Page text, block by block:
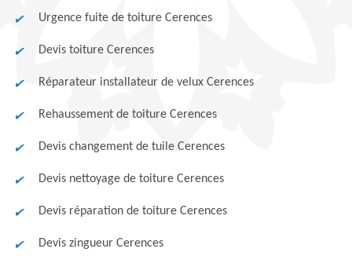
Urgence fuite de toiture Cerences
Devis toiture Cerences
Réparateur installateur de velux Cerences
Rehaussement de toiture Cerences
Devis changement de tuile Cerences
Devis nettoyage de toiture Cerences
Devis réparation de toiture Cerences
Devis zingueur Cerences